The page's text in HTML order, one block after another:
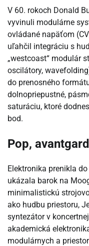
V 60. rokoch Donald
vyvinuli modulárne
ovládané napäťom
uľahčil integráciu s
„westcoast“ modulár
oscilátory,
do prenosného
dolnopriepustné,
saturáciu, ktoré
bod.
Pop,
Elektronika prenikla
ukázala barok na
minimalistickú
ako hudbu priestoru,
syntezátor v
akademická
modulárnych a